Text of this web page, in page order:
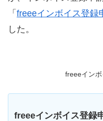
「 freeeインボイス登録
した。
freeeイン
freeeインボイス登録